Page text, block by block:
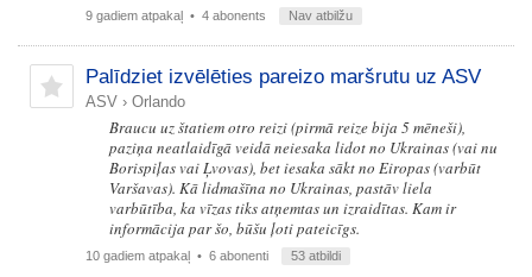
9 gadiem atpakaļ • 4 abonents Nav atbilžu
Palīdziet izvēlēties pareizo maršrutu uz ASV
ASV › Orlando
Braucu uz štatiem otro reizi (pirmā reize bija 5 mēneši),
paziņa neatlaidīgā veidā neiesaka lidot no Ukrainas (vai nu
Borispiļas vai Ļvovas), bet iesaka sākt no Eiropas (varbūt
Varšavas). Kā lidmašīna no Ukrainas, pastāv liela
varbūtība, ka vīzas tiks atņemtas un izraidītas. Kam ir
informācija par šo, būšu ļoti pateicīgs.
10 gadiem atpakaļ • 6 abonenti 53 atbildi